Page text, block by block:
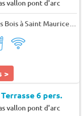
vallon pont d'arc
>
6 pers.
vallon pont d'arc